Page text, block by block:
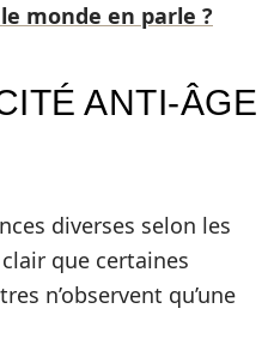
monde en parle ?
ANTI-ÂGE
diverses selon les
que certaines
n’observent qu’une